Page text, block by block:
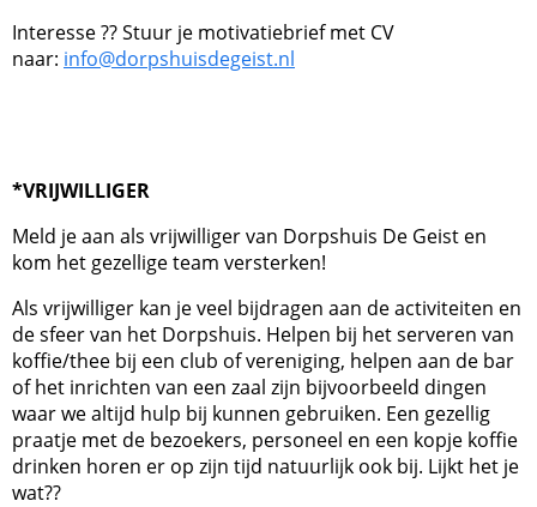
Interesse ?? Stuur je motivatiebrief met CV
naar: info@dorpshuisdegeist.nl
*VRIJWILLIGER
Meld je aan als vrijwilliger van Dorpshuis De Geist en
kom het gezellige team versterken!
Als vrijwilliger kan je veel bijdragen aan de activiteiten en
de sfeer van het Dorpshuis. Helpen bij het serveren van
koffie/thee bij een club of vereniging, helpen aan de bar
of het inrichten van een zaal zijn bijvoorbeeld dingen
waar we altijd hulp bij kunnen gebruiken. Een gezellig
praatje met de bezoekers, personeel en een kopje koffie
drinken horen er op zijn tijd natuurlijk ook bij. Lijkt het je
wat??